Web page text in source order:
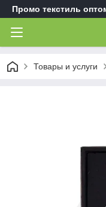
Промо текстиль
Товары и услуги